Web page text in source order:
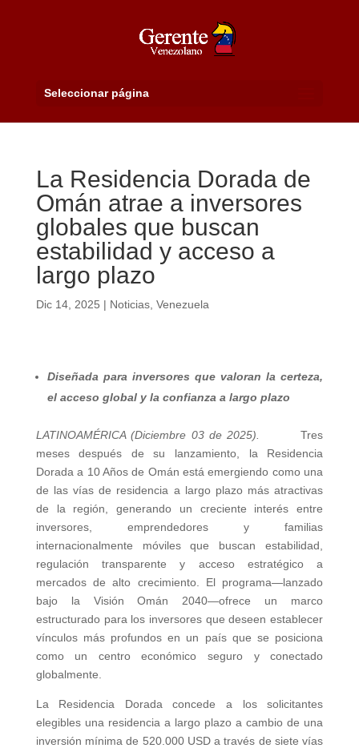
Seleccionar página
La Residencia Dorada de
Omán atrae a inversores
globales que buscan
estabilidad y acceso a
largo plazo
Dic 14, 2025 | Noticias, Venezuela
Diseñada para inversores que valoran la certeza,
el acceso global y la confianza a largo plazo
LATINOAMÉRICA (Diciembre 03 de 2025).Tres
meses después de su lanzamiento, la Residencia
Dorada a 10 Años de Omán está emergiendo como una
de las vías de residencia a largo plazo más atractivas
de la región, generando un creciente interés entre
inversores, emprendedores y familias
internacionalmente móviles que buscan estabilidad,
regulación transparente y acceso estratégico a
mercados de alto crecimiento. El programa—lanzado
bajo la Visión Omán 2040—ofrece un marco
estructurado para los inversores que deseen establecer
vínculos más profundos en un país que se posiciona
como un centro económico seguro y conectado
globalmente.
La Residencia Dorada concede a los solicitantes
elegibles una residencia a largo plazo a cambio de una
inversión mínima de 520.000 USD a través de siete vías